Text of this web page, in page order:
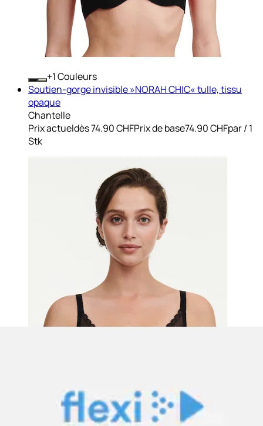
+ Couleurs
Soutien-gorge invisible »NORAH CHIC« tulle, tissu
opaque
Chantelle
Prix actueldès74.90 CHFPrix de base74.90 CHFpar/ 1
Stk